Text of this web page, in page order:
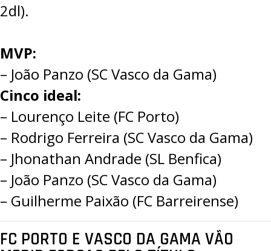
2dl).
MVP:
– João Panzo (SC Vasco da Gama)
Cinco ideal:
– Lourenço Leite (FC Porto)
– Rodrigo Ferreira (SC Vasco da Gama)
– Jhonathan Andrade (SL Benfica)
– João Panzo (SC Vasco da Gama)
– Guilherme Paixão (FC Barreirense)
FC PORTO E VASCO DA GAMA VÃO